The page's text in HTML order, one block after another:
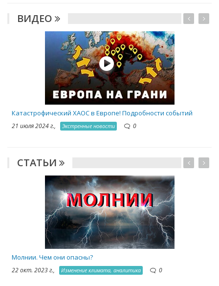
ВИДЕО
Катастрофический ХАОС в Европе! Подробности событий
21 июля 2024 г., Экстренные новости 0
СТАТЬИ
Молнии. Чем они опасны?
22 окт. 2023 г., Изменение климата, аналитика 0